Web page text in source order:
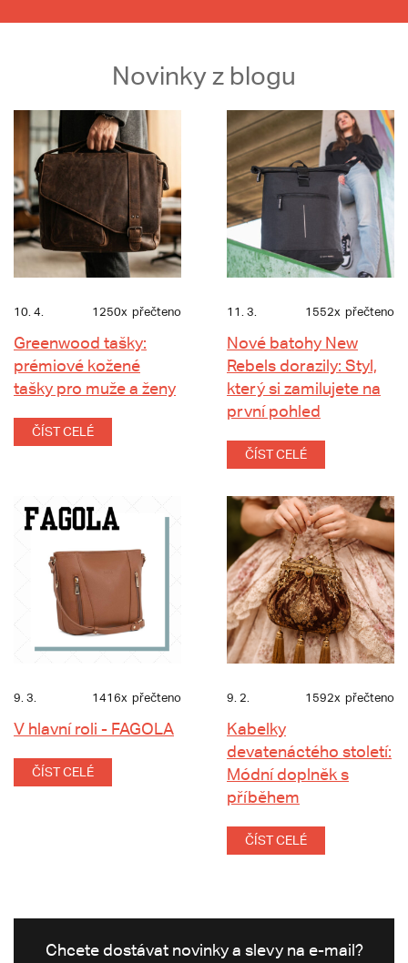
Novinky z blogu
10. 4. 1250x přečteno
Greenwood tašky:
prémiové kožené
tašky pro muže a ženy
ČÍST CELÉ
11. 3. 1552x přečteno
Nové batohy New
Rebels dorazily: Styl,
který si zamilujete na
první pohled
ČÍST CELÉ
9. 3. 1416x přečteno
V hlavní roli - FAGOLA
ČÍST CELÉ
9. 2. 1592x přečteno
Kabelky
devatenáctého století:
Módní doplněk s
příběhem
ČÍST CELÉ
Chcete dostávat novinky a slevy na e-mail?